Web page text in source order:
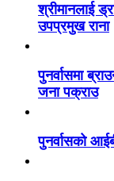
श्रीमानलाई
उपप्रमुख राना
पुनर्वासमा
जना पक्राउ
पुनर्वासको